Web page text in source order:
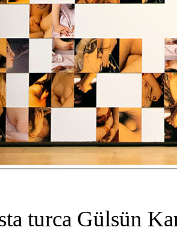
turca Gülsün